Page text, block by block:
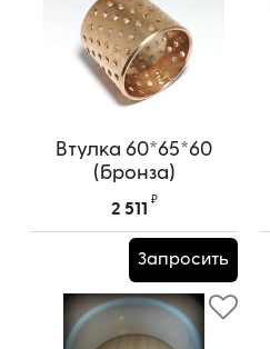
Втулка 60*65*60
(бронза)
2 511
₽
Запросить